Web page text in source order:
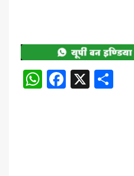
WhatsApp
Facebook
X